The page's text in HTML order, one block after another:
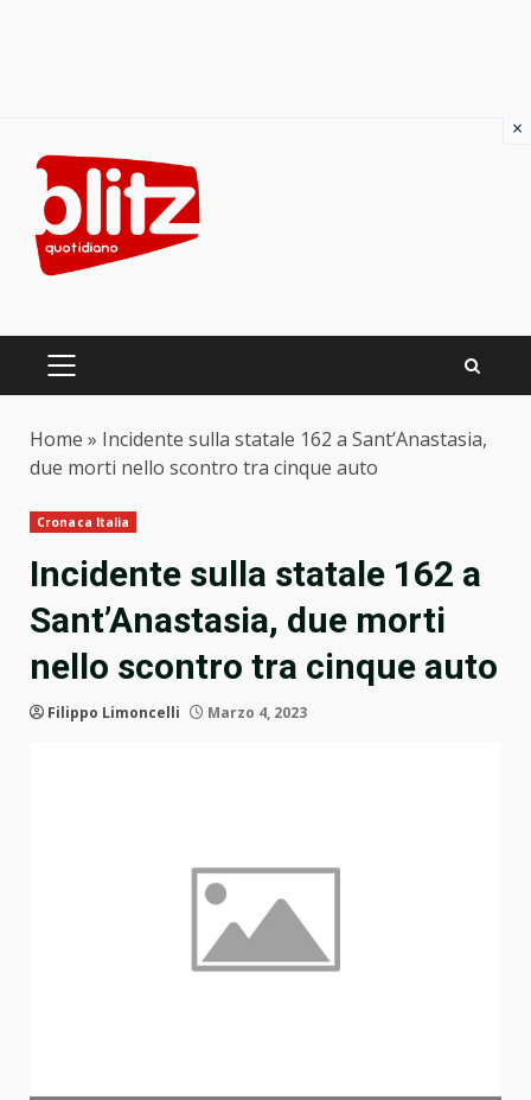
content
PRIMARY
Home » Incidente sulla statale 162 a Sant’Anastasia,
due morti nello scontro tra cinque auto
Cronaca Italia
Incidente sulla statale 162 a
Sant’Anastasia, due morti
nello scontro tra cinque auto
Filippo Limoncelli Marzo 4, 2023
×